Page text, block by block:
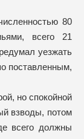
80
всего 21
уезжать
поставленным,
но спокойной
взводы, потом
всего должны